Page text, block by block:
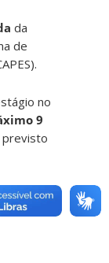
da
de
no
9
previsto
de